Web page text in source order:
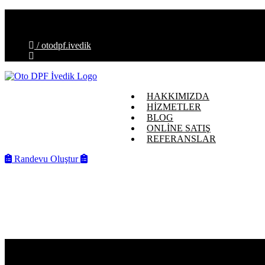
/ otodpf.ivedik
HAKKIMIZDA
HİZMETLER
BLOG
ONLİNE SATIŞ
REFERANSLAR
Randevu Oluştur